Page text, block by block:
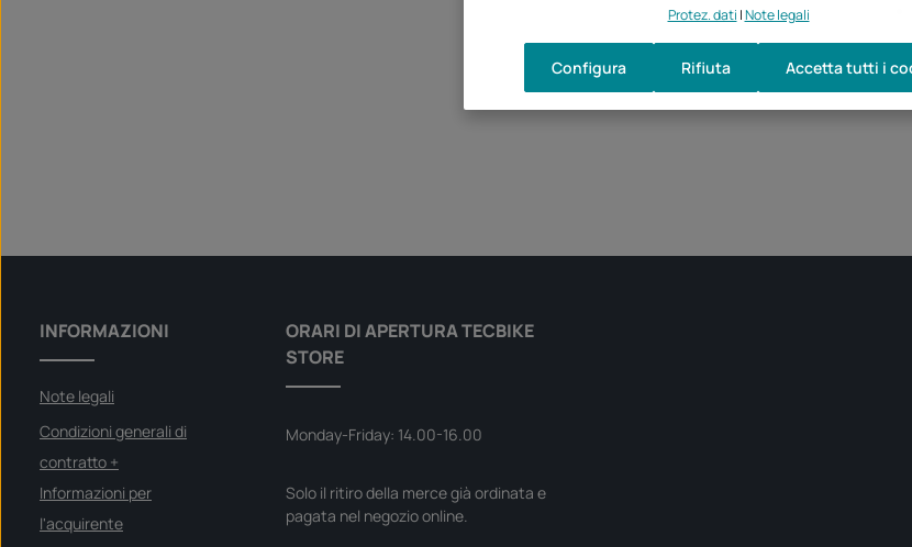
INFORMAZIONI
Note legali
Condizioni generali di
contratto +
Informazioni per
l'acquirente
ORARI DI APERTURA TECBIKE
STORE
Monday-Friday: 14.00-16.00
Solo il ritiro della merce già ordinata e
pagata nel negozio online.
Protez. dati |Note legali
Rifiuta
Configura Accetta tutti i